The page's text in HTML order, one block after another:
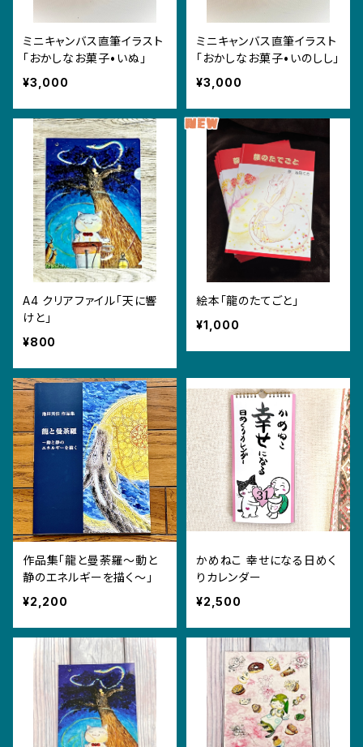
ミニキャンバス直筆イラスト
「おかしなお菓子•いぬ」
¥3,000
ミニキャンバス直筆イラスト
「おかしなお菓子•いのしし」
¥3,000
A4 クリアファイル「天に響
けと」
¥800
絵本「龍のたてごと」
¥1,000
作品集「龍と曼荼羅〜動と
静のエネルギーを描く〜」
¥2,200
かめねこ 幸せになる日めく
りカレンダー
¥2,500